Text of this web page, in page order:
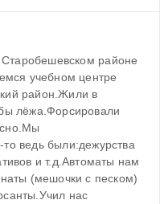
районе
учебном центре
район.Жили в
лёжа.Форсировали
ведь были:дежурства
и т.д.Автоматы нам
(мешочки с песком)
нас